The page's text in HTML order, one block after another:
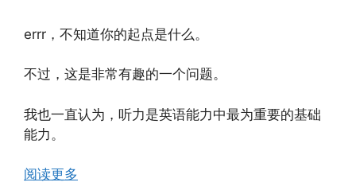
errr，不知道你的起点是什么。
不过，这是非常有趣的一个问题。
我也一直认为，听力是英语能力中最为重要的基础
能力。
阅读更多